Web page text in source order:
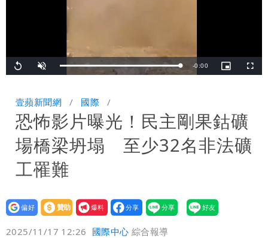
Replay Unmute Loaded:
100.00%
Remaining
-0:00
Picture-
in-
壹蘋新聞網 國際
恐怖影片曝光！民主剛果鈷礦
場橋梁坍塌 至少32名非法礦
工罹難
設為
贊助
我要
爆料
2025/11/17 12:26 國際中心 綜合報導